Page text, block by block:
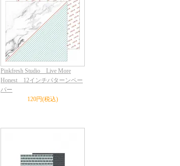
Pinkfresh Studio Live More
Honest 12インチパターンペー
パー
120円(税込)